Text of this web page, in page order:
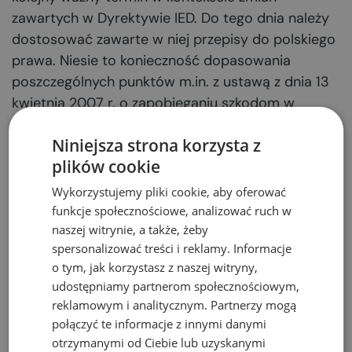
zawartych w Dyrektywie IED. Do tego dnia należy
dostosować zawarte w niej przepisy do polskiego
prawa. Niesie to konieczność dopasowania
poszczególnych punktów m.in. z ustawą z dnia 13
kwietnia 2007 r. o zapobieganiu szkodom w
środowisku i ich naprawie (Dz.U. 2007 nr 75 poz.
493), a także projektu nowelizacji ustawy z dnia 27
kwietnia 2001 r. Prawo ochrony środowiska (Dz.U.
2001 nr 62 poz. 627). Wymienione akty prawne
wprowadzają nowe obowiązki dotyczące zasad
ochrony wód podziemnych oraz gleby. Można
wymienić m.in. obowiązek sporządzania raportu
bazowego czy stałego kontrolowania stanu
wymienionych zasobów.
Tematyczne artykuły:
Niniejsza strona korzysta z
plików cookie
Wykorzystujemy pliki cookie, aby oferować
funkcje społecznościowe, analizować ruch w
naszej witrynie, a także, żeby
spersonalizować treści i reklamy. Informacje
o tym, jak korzystasz z naszej witryny,
udostępniamy partnerom społecznościowym,
reklamowym i analitycznym. Partnerzy mogą
połączyć te informacje z innymi danymi
otrzymanymi od Ciebie lub uzyskanymi